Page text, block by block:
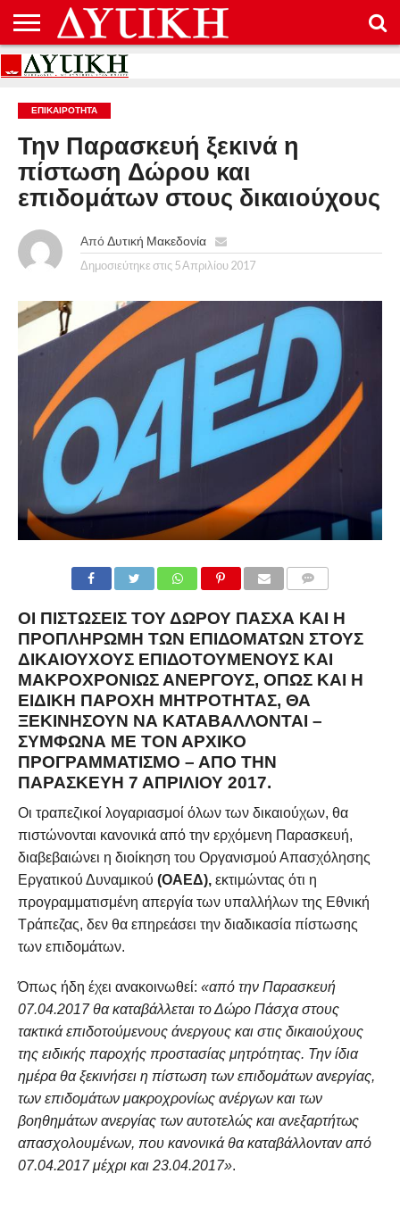
ΑΡΧΙΚΉ
ΕΠΙΚΟΙΝΩΝΊΑ
ΌΡΟΙ
ΠΡΟΣΤΑΣΊΑ
ΔΕΔΟΜΈΝΩΝ
ΕΠΙΚΑΙΡΟΤΗΤΑ
Την Παρασκευή ξεκινά η
πίστωση Δώρου και
επιδομάτων στους δικαιούχους
Από Δυτική Μακεδονία
Δημοσιεύτηκε στις 5 Απριλίου 2017
ΟΙ ΠΙΣΤΏΣΕΙΣ ΤΟΥ ΔΏΡΟΥ ΠΆΣΧΑ ΚΑΙ Η
ΠΡΟΠΛΗΡΩΜΉ ΤΩΝ ΕΠΙΔΟΜΆΤΩΝ ΣΤΟΥΣ
ΔΙΚΑΙΟΎΧΟΥΣ ΕΠΙΔΟΤΟΎΜΕΝΟΥΣ ΚΑΙ
ΜΑΚΡΟΧΡΟΝΊΩΣ ΑΝΈΡΓΟΥΣ, ΌΠΩΣ ΚΑΙ Η
ΕΙΔΙΚΉ ΠΑΡΟΧΉ ΜΗΤΡΌΤΗΤΑΣ, ΘΑ
ΞΕΚΙΝΉΣΟΥΝ ΝΑ ΚΑΤΑΒΆΛΛΟΝΤΑΙ –
ΣΎΜΦΩΝΑ ΜΕ ΤΟΝ ΑΡΧΙΚΌ
ΠΡΟΓΡΑΜΜΑΤΙΣΜΌ – ΑΠΌ ΤΗΝ
ΠΑΡΑΣΚΕΥΉ 7 ΑΠΡΙΛΊΟΥ 2017.
Οι τραπεζικοί λογαριασμοί όλων των δικαιούχων, θα
πιστώνονται κανονικά από την ερχόμενη Παρασκευή,
διαβεβαιώνει η διοίκηση του Οργανισμού Απασχόλησης
Εργατικού Δυναμικού (ΟΑΕΔ), εκτιμώντας ότι η
προγραμματισμένη απεργία των υπαλλήλων της Εθνική
Τράπεζας, δεν θα επηρεάσει την διαδικασία πίστωσης
των επιδομάτων.
Όπως ήδη έχει ανακοινωθεί: «από την Παρασκευή
07.04.2017 θα καταβάλλεται το Δώρο Πάσχα στους
τακτικά επιδοτούμενους άνεργους και στις δικαιούχους
της ειδικής παροχής προστασίας μητρότητας. Την ίδια
ημέρα θα ξεκινήσει η πίστωση των επιδομάτων ανεργίας,
των επιδομάτων μακροχρονίως ανέργων και των
βοηθημάτων ανεργίας των αυτοτελώς και ανεξαρτήτως
απασχολουμένων, που κανονικά θα καταβάλλονταν από
07.04.2017 μέχρι και 23.04.2017».